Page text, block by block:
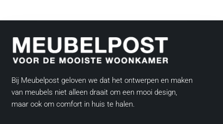
Bij Meubelpost geloven we dat het ontwerpen en maken
van meubels niet alleen draait om een mooi design,
maar ook om comfort in huis te halen.